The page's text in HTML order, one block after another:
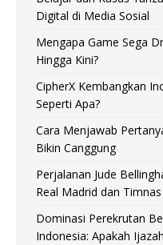
Digital di Media Sosial
Mengapa Game Sega
Hingga Kini?
CipherX Kembangkan
Seperti Apa?
Cara Menjawab
Bikin Canggung
Perjalanan Jude
Real Madrid dan
Dominasi Perekrutan
Indonesia: Apakah